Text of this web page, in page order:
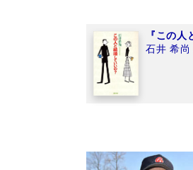
『この人
石井 希尚